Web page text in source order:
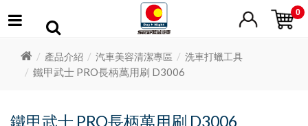
0
產品介紹 汽車美容清潔專區 洗車打蠟工具
鐵甲武士 PRO長柄萬用刷 D3006
鐵甲武士 PRO長柄萬用刷 D3006